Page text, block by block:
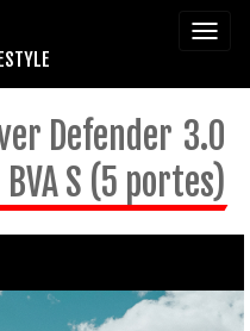
Defender 3.0
S (5 portes)